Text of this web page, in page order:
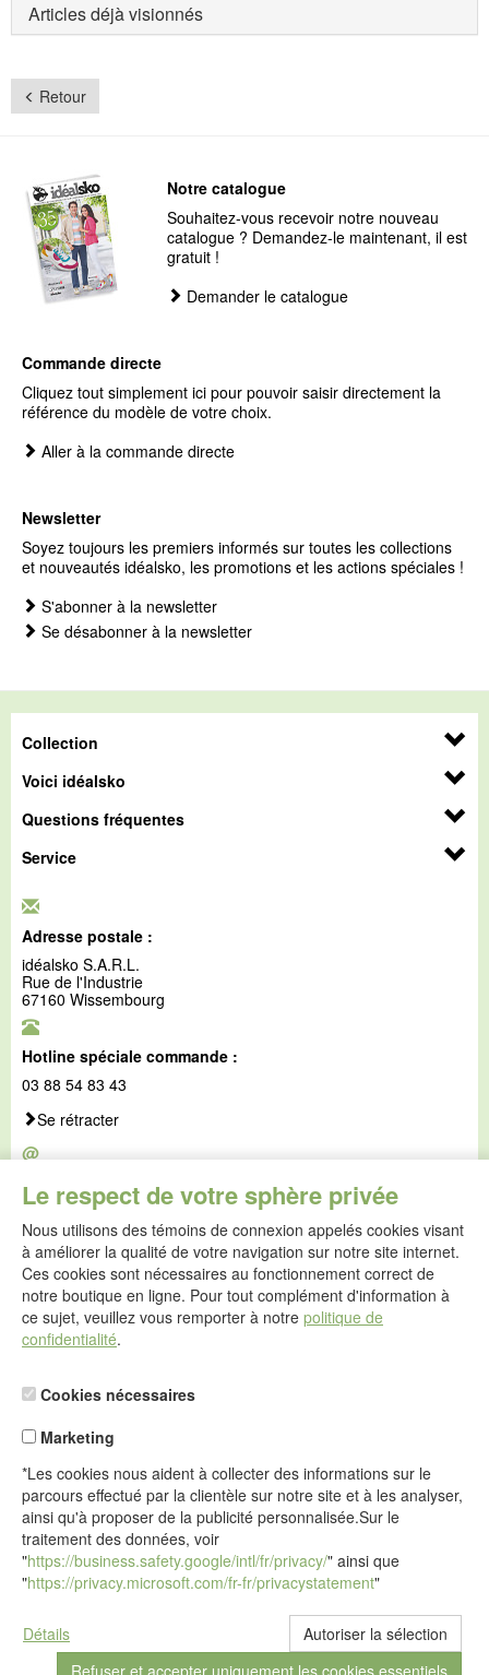
Articles déjà visionnés
Retour
Le respect de votre sphère privée
Nous utilisons des témoins de connexion appelés cookies visant
à améliorer la qualité de votre navigation sur notre site internet.
Ces cookies sont nécessaires au fonctionnement correct de
notre boutique en ligne. Pour tout complément d'information à
ce sujet, veuillez vous remporter à notre politique de
confidentialité.
Cookies nécessaires
Marketing
*Les cookies nous aident à collecter des informations sur le
parcours effectué par la clientèle sur notre site et à les analyser,
ainsi qu'à proposer de la publicité personnalisée.Sur le
traitement des données, voir
"https://business.safety.google/intl/fr/privacy/" ainsi que
"https://privacy.microsoft.com/fr-fr/privacystatement"
Détails
Notre catalogue
Souhaitez-vous recevoir notre nouveau
catalogue ? Demandez-le maintenant, il est
gratuit !
Demander le catalogue
Commande directe
Cliquez tout simplement ici pour pouvoir saisir directement la
référence du modèle de votre choix.
Aller à la commande directe
Newsletter
Soyez toujours les premiers informés sur toutes les collections
et nouveautés idéalsko, les promotions et les actions spéciales !
S'abonner à la newsletter
Se désabonner à la newsletter
Collection
Voici idéalsko
Questions fréquentes
Service
Adresse postale :
idéalsko S.A.R.L.
Rue de l'Industrie
67160 Wissembourg
Hotline spéciale commande :
03 88 54 83 43
Se rétracter
@
service@idealsko.fr
@
Formulaire de contact
Aller au formulaire de contact